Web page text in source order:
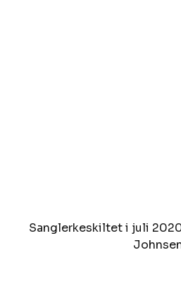
Sanglerkeskiltet i juli